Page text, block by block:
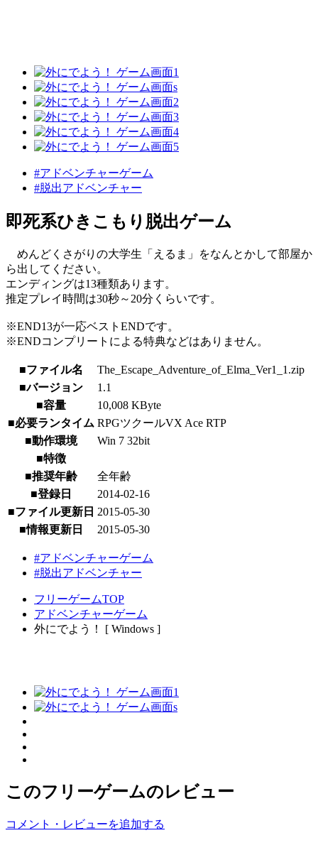
#アドベンチャーゲーム
#脱出アドベンチャー
即死系ひきこもり脱出ゲーム
めんどくさがりの大学生「えるま」をなんとかして部屋か
ら出してください。
エンディングは13種類あります。
推定プレイ時間は30秒～20分くらいです。
※END13が一応ベストENDです。
※ENDコンプリートによる特典などはありません。
■ファイル名
The_Escape_Adventure_of_Elma_Ver1_1.zip
■バージョン
1.1
■容量
10,008 KByte
■必要ランタイム RPGツクールVX Ace RTP
■動作環境
Win 7 32bit
■特徴
■推奨年齢
全年齢
■登録日
2014-02-16
■ファイル更新日 2015-05-30
■情報更新日
2015-05-30
#アドベンチャーゲーム
#脱出アドベンチャー
フリーゲームTOP
アドベンチャーゲーム
外にでよう！ [ Windows ]
このフリーゲームのレビュー
コメント・レビューを追加する